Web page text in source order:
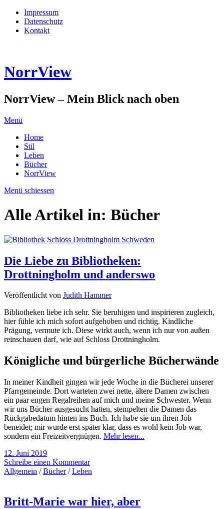
Impressum
Datenschutz
Kontakt
NorrView
NorrView – Mein Blick nach oben
Menü
Home
Stil
Leben
Bücher
NorrView
Menü schiessen
Alle Artikel in: Bücher
Die Liebe zu Bibliotheken:
Drottningholm und anderswo
Veröffentlicht von Judith Hammer
Bibliotheken liebe ich sehr. Sie beruhigen und inspirieren zugleich,
hier fühle ich mich sofort aufgehoben und richtig. Kindliche
Prägung, vermute ich. Diese wirkt auch, wenn ich nur von außen
reinschauen darf, wie auf Schloss Drottningholm.
Königliche und bürgerliche Bücherwände
In meiner Kindheit gingen wir jede Woche in die Bücherei unserer
Pfarrgemeinde. Dort warteten zwei nette, ältere Damen zwischen
ein paar engen Regalreihen auf mich und meine Schwester. Wenn
wir uns Bücher ausgesucht hatten, stempelten die Damen das
Rückgabedatum hinten ins Buch. Ich habe sie um ihren Job
beneidet; mir wurde erst später klar, dass es wohl kein Job war,
sondern ein Freizeitvergnügen. Mehr lesen...
12. Juni 2019
Schreibe einen Kommentar
Allgemein /Bücher/Leben
Britt-Marie war hier, aber